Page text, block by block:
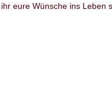
eure Wünsche ins Leben